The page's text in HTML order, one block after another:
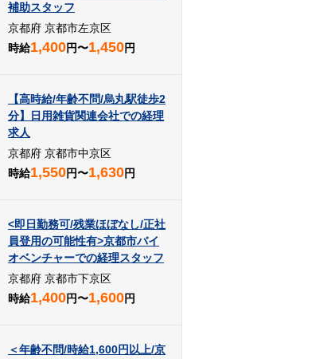
補助スタッフ
京都府 京都市左京区
時給1,400円〜1,450円
【高時給/年齢不問/烏丸駅徒歩2
分】日用雑貨関連会社での経理
求人
京都府 京都市中京区
時給1,550円〜1,630円
<即日勤務可/残業ほぼなし/正社
員登用の可能性有>京都市バイ
オベンチャーでの経理スタッフ
京都府 京都市下京区
時給1,400円〜1,600円
＜年齢不問/時給1,600円以上/京